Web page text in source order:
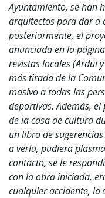
Ayuntamiento, se han
arquitectos para dar a
posteriormente, el
anunciada en la
revistas locales (Ardui
más tirada de la
masivo a todas las
deportivas. Además,
de la casa de cultura
un libro de
a verla, pudiera
contacto, se le
con la obra iniciada,
cualquier accidente, la